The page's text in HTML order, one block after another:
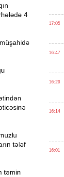
4
tələf
təmin
17:05
16:47
16:29
16:14
16:01